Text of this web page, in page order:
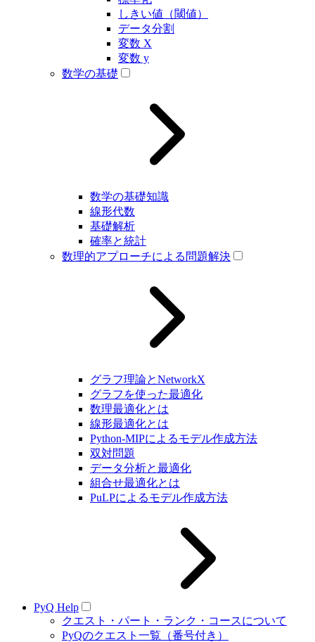
しきい値（閾値）
データ分割
変数 X
変数 y
数学の基礎
数学の基礎知識
線形代数
基礎解析
確率と統計
数理的アプローチによる問題解決
グラフ理論とNetworkX
グラフを使った最適化
数理最適化とは
線形最適化とは
Python-MIPによるモデル作成方法
双対問題
データ分析と最適化
組合せ最適化とは
PuLPによるモデル作成方法
PyQ Help
クエスト・パート・ランク・コースについて
PyQのクエスト一覧（番号付き）